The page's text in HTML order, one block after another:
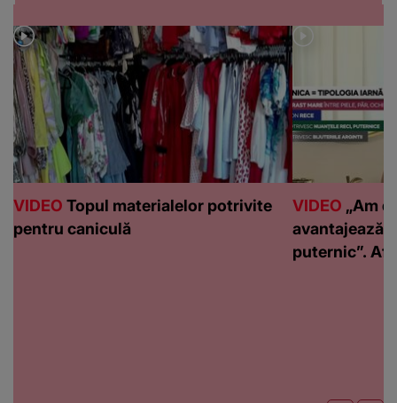
VIDEO Topul materialelor potrivite
pentru caniculă
VIDEO „Am
avantajează
puternic”.